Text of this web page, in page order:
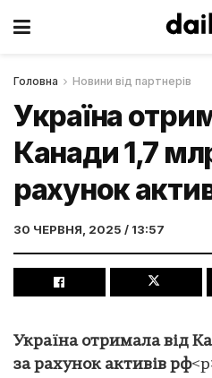
Головна Новини від партнерів
Україна
Канади 1,7
рахунок
30 ЧЕРВНЯ, 2025 / 13:57
Україна отримала від
за рахунок активів рф